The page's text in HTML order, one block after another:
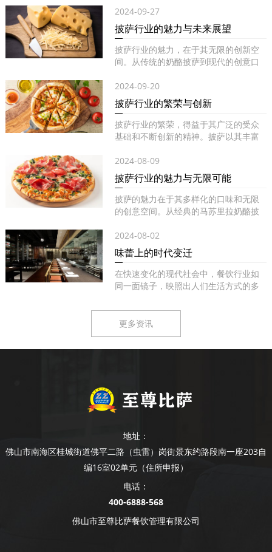
2024-09-27
披萨行业的魅力与未来展望
披萨行业的魅力，在于其无限的创新空
间。从传统的奶酪披萨到现代的创意口
2024-09-20
披萨行业的繁荣与创新
披萨行业的繁荣，得益于其广泛的受众
基础和不断创新的精神。披萨以其丰富
2024-08-09
披萨行业的魅力与无限可能
披萨的魅力在于其多样化的口味和无限
的创意空间。从经典的马苏里拉奶酪披
2024-08-02
味蕾上的时代变迁
在快速变化的现代社会中，餐饮行业如
同一面镜子，映照出人们生活方式的多
更多资讯
地址：
佛山市南海区桂城街道佛平二路（虫雷）岗街景东约路段南一座203自
编16室02单元（住所申报）
电话：
400-6888-568
佛山市至尊比萨餐饮管理有限公司